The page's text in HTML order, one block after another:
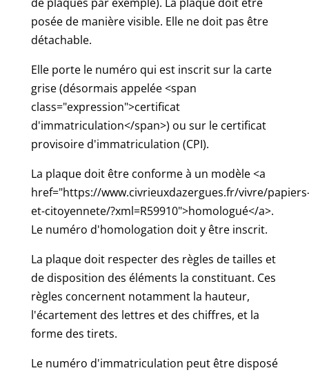
posée de manière visible. Elle ne doit pas être
détachable.
Elle porte le numéro qui est inscrit sur la carte
grise (désormais appelée <span
class="expression">certificat
d'immatriculation</span>) ou sur le certificat
provisoire d'immatriculation (CPI).
La plaque doit être conforme à un modèle <a
href="https://www.civrieuxdazergues.fr/vivre/
et-citoyennete/?xml=R59910">homologué</a>.
Le numéro d'homologation doit y être inscrit.
La plaque doit respecter des règles de tailles et
de disposition des éléments la constituant. Ces
règles concernent notamment la hauteur,
l'écartement des lettres et des chiffres, et la
forme des tirets.
Le numéro d'immatriculation peut être disposé